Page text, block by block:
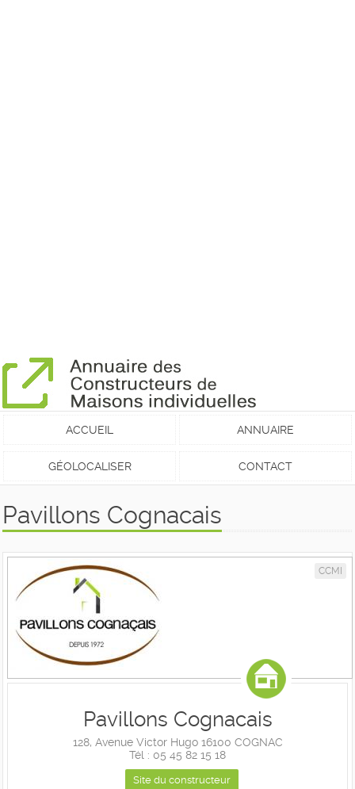
ACCUEIL ANNUAIRE
GÉOLOCALISER CONTACT
Pavillons Cognacais
CCMI
Pavillons Cognacais
128, Avenue Victor Hugo 16100 COGNAC
Tél : 05 45 82 15 18
Site du constructeur